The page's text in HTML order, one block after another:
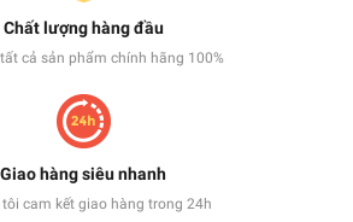
Chất lượng hàng đầu
cả sản phẩm chính hãng 100%
Giao hàng siêu nhanh
cam kết giao hàng trong 24h